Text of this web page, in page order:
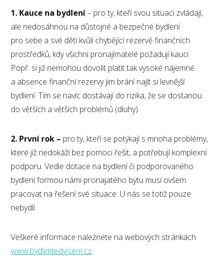
1. Kauce na bydlení– pro ty, kteří svou situaci zvládají,
ale nedosáhnou na důstojné a bezpečné bydlení
pro sebe a své děti kvůli chybějící rezervě finančních
prostředků, kdy všichni pronajímatelé požadují kauci.
Popř. si již nemohou dovolit platit tak vysoké nájemné
a absence finanční rezervy jim brání najít si levnější
bydlení. Tím se navíc dostávají do rizika, že se dostanou
do větších a větších problémů (dluhy).
2. První rok – pro ty, kteří se potýkají s mnoha problémy,
které již nedokáží bez pomoci řešit, a potřebují komplexní
podporu. Vedle dotace na bydlení či podporovaného
bydlení formou námi pronajatého bytu musí ovšem
pracovat na řešení své situace. U nás se totiž pouze
nebydlí.
Veškeré informace naleznete na webových stránkách
www.bydlimtedyjsem.cz.